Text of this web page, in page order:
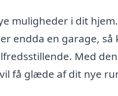
muligheder i dit hjem.
endda en garage, så
Med
få glæde af dit nye